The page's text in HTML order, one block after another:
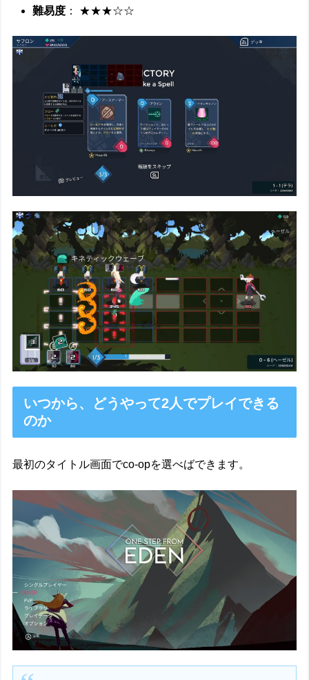
難易度 ： ★★★☆☆
いつから、どうやって2人でプレイできる
のか
最初のタイトル画面でco-opを選べばできます。